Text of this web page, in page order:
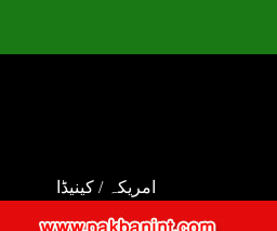
امریکہ / کینیڈا